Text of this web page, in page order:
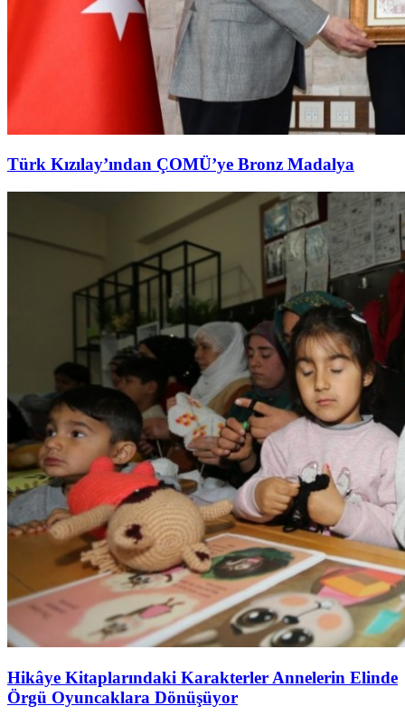
Türk Kızılay’ından ÇOMÜ’ye Bronz Madalya
Hikâye Kitaplarındaki Karakterler Annelerin Elinde
Örgü Oyuncaklara Dönüşüyor